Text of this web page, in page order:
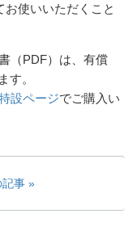
お使いいただくこと
（PDF）は、有償
す。
設ページでご購入い
記事